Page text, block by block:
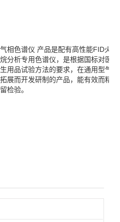
相色谱仪 产品是配有高性能FID火
分析专用色谱仪，是根据国标对医
用品试验方法的要求，在通用型气
展而开发研制的产品，能有效而精
检验。